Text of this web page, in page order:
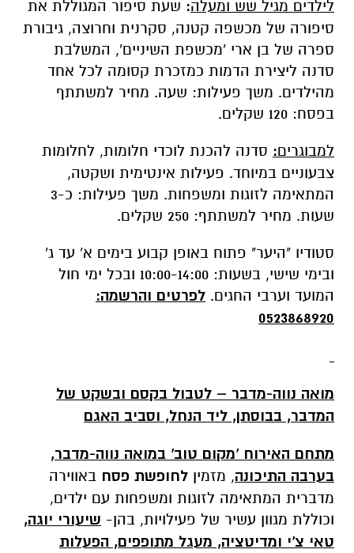
לילדים מגיל שש ומעלה: שעת סיפור המגוללת את
סיפורה של מכשפה קטנה, סקרנית וחרוצה, גיבורת
ספרה של בן ארי 'מכשפת השיניים', המשלבת
סדנה ליצירת הדמות כמזכרת קסומה לכל אחד
מהילדים. משך פעילות: שעה. מחיר למשתתף
בפסח: 120 שקלים.
למבוגרים: סדנה להכנת לוכדי חלומות, לחלומות
צבעוניים במיוחד. פעילות אינטימית ושקטה,
המתאימה לזוגות ומשפחות. משך פעילות: כ-3
שעות. מחיר למשתתף: 250 שקלים.
סטודיו "היער" פתוח באופן קבוע בימים א' עד ג'
ובימי שישי, בשעות: 10:00-14:00 ובכל ימי חול
המועד וערבי החגים. לפרטים והרשמה:
0523868920
מואה נווה-מדבר – לטבול בקסם ובשקט של
המדבר, בבוסתן, ליד הנחל, וסביב האגם
מתחם האירוח 'מקום טוב' במואה נווה-מדבר,
בערבה התיכונה, מזמין לחופשת פסח באווירה
מדברית המתאימה לזוגות ומשפחות עם ילדים,
וכוללת מגוון עשיר של פעילויות, בהן- שיעורי יוגה,
טאי צ'י ומדיטציה, מעגל מתופפים, הפעלות